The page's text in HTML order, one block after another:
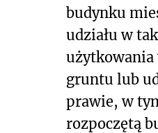
budynku
udziału w
użytkowania
gruntu lub
prawie, w
rozpoczętą